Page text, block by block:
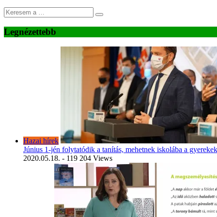
Legnézettebb
Hazai hírek
Június 1-jén folytatódik a tanítás, mehetnek iskolába a gyerekek
2020.05.18. - 119 204 Views